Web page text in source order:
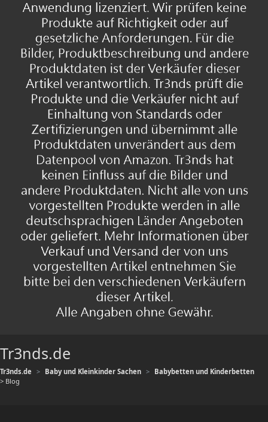
Tr3nds.de
Tr3nds.de Baby und Kleinkinder Sachen
Babybetten und Kinderbetten
> Blog